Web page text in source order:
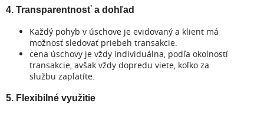
4. Transparentnosť a dohľad
Každý pohyb v úschove je evidovaný a klient má
možnosť sledovať priebeh transakcie.
cena úschovy je vždy individuálna, podľa okolností
transakcie, avšak vždy dopredu viete, koľko za
službu zaplatíte.
5. Flexibilné využitie